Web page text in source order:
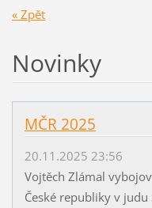
« Zpět
Novinky
MČR 2025
20.11.2025 23:56
Vojtěch Zlámal
České republiky v